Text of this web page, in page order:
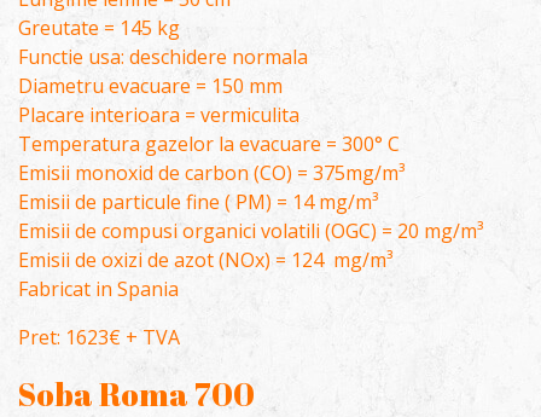
Greutate = 145 kg
Functie usa: deschidere normala
Diametru evacuare = 150 mm
Placare interioara = vermiculita
Temperatura gazelor la evacuare = 300° C
Emisii monoxid de carbon (CO) = 375mg/m³
Emisii de particule fine ( PM) = 14 mg/m³
Emisii de compusi organici volatili (OGC) = 20 mg/m³
Emisii de oxizi de azot (NOx) = 124 mg/m³
Fabricat in Spania
Pret: 1623€ + TVA
Soba Roma 700